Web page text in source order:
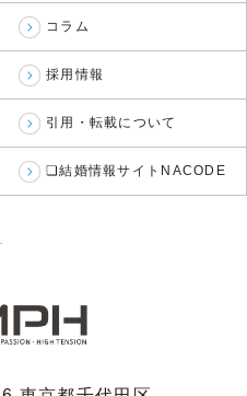
コラム
採用情報
引用・転載について
❏結婚情報サイトNACODE